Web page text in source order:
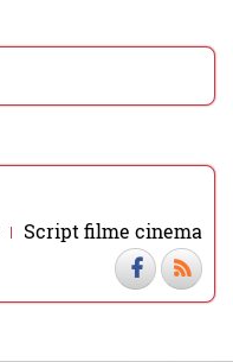
Script filme cinema